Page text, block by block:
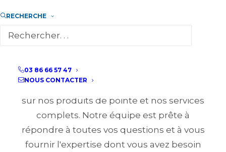
RECHERCHE
03 86 66 57 47
NOUS CONTACTER
Contactez-nous dès maintenant pour
sur nos produits de pointe et nos services
complets. Notre équipe est prête à
répondre à toutes vos questions et à vous
fournir l'expertise dont vous avez besoin